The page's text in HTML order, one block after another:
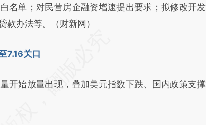
名单；对民营房企融资增速提出要求；拟修改开发
款办法等。（财新网）
7.16关口
开始放量出现，叠加美元指数下跌、国内政策支